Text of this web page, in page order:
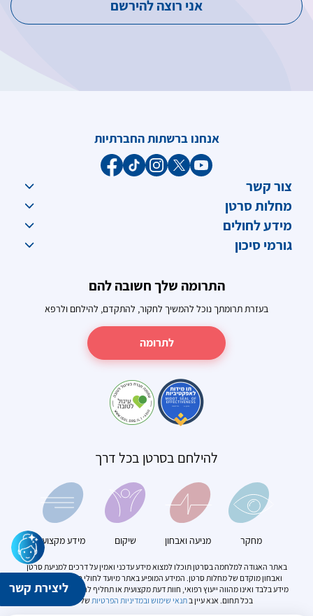
מחלות סרטן
מידע לחולים
גורמי סיכון
צור קשר
אנחנו ברשתות החברתיות
התרומה שלך חשובה להם
בעזרת תרומתך נוכל להמשיך לחקור, להתקדם, להילחם ולרפא
לתרומה
באתר האגודה למלחמה בסרטן תוכלו למצוא מידע עדכני ואמין על דרכים למניעת סרטן
ואבחון מוקדם של מחלות סרטן. המידע המופיע באתר מיועד לחולי סרטן. הוא מספק
מידע בלבד ואינו מהווה ייעוץ רפואי, חוות דעת מקצועית או תחליף להתייעצות עם מומחה
בכל תחום. אנא עיין בתנאי שימוש ובמדיניות הפרטיות של האתר
להילחם בסרטן בכל דרך
מחקר מניעה ואבחון שיקום מידע מקצועי
ליצירת קשר